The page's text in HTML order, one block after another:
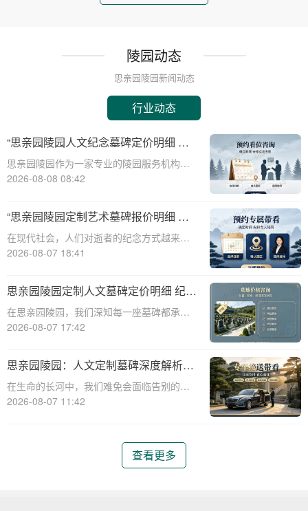
陵园动态
思亲园陵园新闻动态
行业动态
“思亲园陵园人文纪念墓碑定价明细 专
属追思场地购墓即享 详解与优惠活动”
思亲园陵园作为一家专业的陵园服务机构，
致力于为家属提供高质量、人性化的纪念服
碑的定价明细，以及专属追思场地的购墓优
惠活动，帮助家属更好地了解和选择合适的
纪念方式。
2026-08-08 08:42
“思亲园陵园定制艺术墓碑报价明细 活
动减免设计雕刻费用详解”
在现代社会，人们对逝者的纪念方式越来越
注重个性化与艺术性。思亲园陵园作为一家
碑服务，以满足客户对逝者的特殊纪念需
求。本文将详细介绍思亲园陵园定制艺术墓
碑的报价明细
2026-08-07 18:41
思亲园陵园定制人文墓碑定价明细 纪念
空间免费开放使用详解
在思亲园陵园，我们深知每一座墓碑都承载
着对逝者的深深怀念和对生者的美好祝愿。
者的永恒纪念，更是生者情感的寄托。本文
将详细介绍思亲园陵园定制人文墓碑的定价
明细以及纪
2026-08-07 17:42
思亲园陵园：人文定制墓碑深度解析
——定价明细、追思仪式配套、专属优
惠及价值服务详解
在生命的长河中，我们难免会面临告别的时
刻。当挚爱的亲人离去，留下的是无尽的思
心，为家属提供周到、人性化的服务。本文
2026-08-07 11:42
查看更多